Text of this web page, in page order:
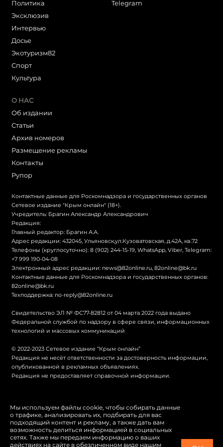
Политика
Эксклюзив
Интервью
Досье
Экотуризм82
Cпорт
Культура
Telegram
О НАС
Об издании
Статьи
Архив номеров
Размещение рекламы
Контакты
Рупор
Контактные данные для Роскомнадзора и государственных органов
Сетевое издание "Крым онлайн" (18+).
Учредитель: Брагин Александр Александрович
Редакция:
Главный редактор: Брагин А.А.
Адрес редакции: 432045, Ульяновск,ул.Кузоватовская, д.42А, кв.72
Телефоны (круглосуточно): 8 (902) 244-15-19, WhatsApp, Viber, Telegram:
+7 999 190-04-08
Электронный адрес редакции: news@82online.ru 82online@bk.ru
Контактные данные для Роскомнадзора и государственных органов:
82online@bk.ru
Техподдержка: no-reply@82online.ru
Свидетельство ЭЛ № ФС77-82812 от 04 марта 2022 года выдано
Федеральной службой по надзору в сфере связи, информационных
технологий и массовых коммуникаций
© 2022-2023 Сетевое издание “Крым онлайн”
Редакция не несёт ответственности за достоверность информации,
опубликованной в рекламных объявлениях.
Редакция не предоставляет справочной информации.
© Крым онлайн
Политика конфиденциальности
Карта сайта
Мы используем файлы cookie, чтобы собирать данные
о трафике, анализировать их, подбирать для вас
подходящий контент и рекламу, а также дать вам
возможность делиться информацией в социальных
сетях. Также мы передаем информацию о ваших
действиях на сайте в обезличенном виде нашим